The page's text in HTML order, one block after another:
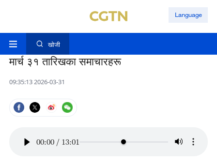
Language
खोजी
मार्च ३१ तारिखका समाचारहरू
09:35:13 2026-03-31
00:00 / 13:01